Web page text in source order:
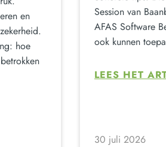
en
hoe
Session van
AFAS Software
ook kunnen
LEES HET
30 juli 2026